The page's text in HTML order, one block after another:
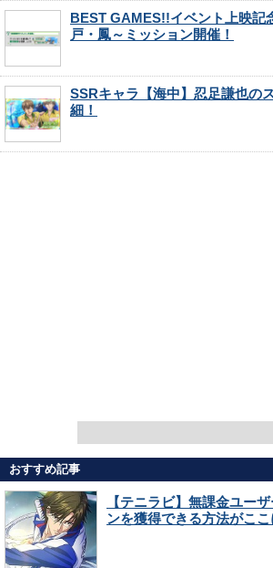
BEST GAMES!!イベント上映記
戸・鳳～ミッション開催！
SSRキャラ【海中】忍足謙也の
細！
おすすめ記事
【テニラビ】無課金ユー
ンを獲得できる方法がここ